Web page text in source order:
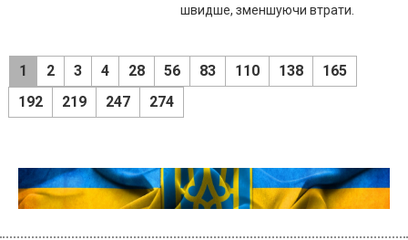
швидше, зменшуючи втрати.
1 2 3 4 28 56 83 110 138
165
192
219 247 274